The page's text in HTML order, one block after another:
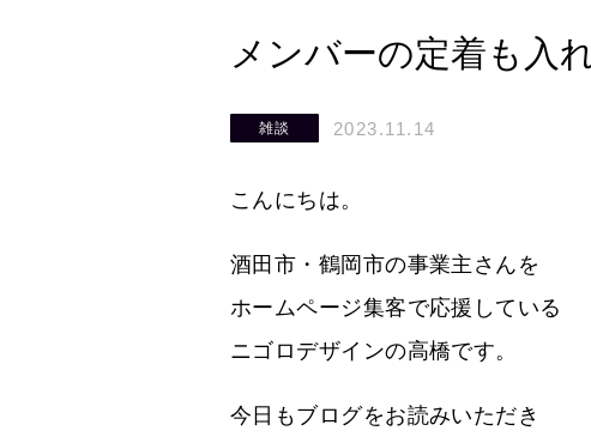
メンバーの定着も入
雑談 2023.11.14
こんにちは。
酒田市・鶴岡市の事業主さんを
ホームページ集客で応援している
ニゴロデザインの高橋です。
今日もブログをお読みいただき